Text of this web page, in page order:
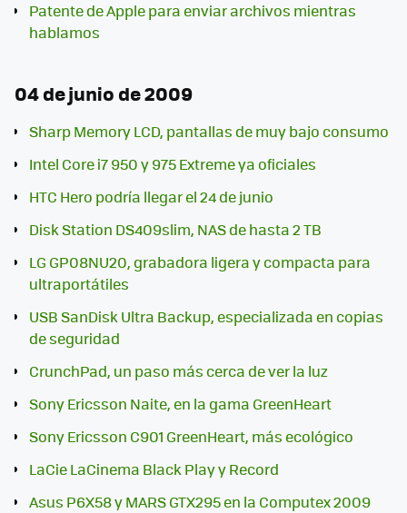
Patente de Apple para enviar archivos mientras
hablamos
04 de junio de 2009
Sharp Memory LCD, pantallas de muy bajo consumo
Intel Core i7 950 y 975 Extreme ya oficiales
HTC Hero podría llegar el 24 de junio
Disk Station DS409slim, NAS de hasta 2 TB
LG GP08NU20, grabadora ligera y compacta para
ultraportátiles
USB SanDisk Ultra Backup, especializada en copias
de seguridad
CrunchPad, un paso más cerca de ver la luz
Sony Ericsson Naite, en la gama GreenHeart
Sony Ericsson C901 GreenHeart, más ecológico
LaCie LaCinema Black Play y Record
Asus P6X58 y MARS GTX295 en la Computex 2009